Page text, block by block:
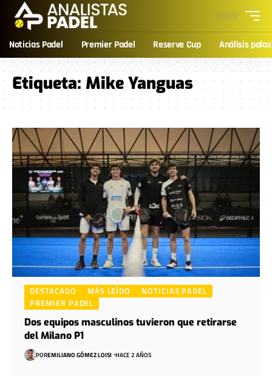
Noticias Padel Premier Padel Reserve Cup Análisis palas
Etiqueta: Mike Yanguas
DESTACADO MÁS LEÍDO
NOTICIAS PADEL
PREMIER PADEL
Dos equipos masculinos tuvieron que retirarse
del Milano P1
POREMILIANO GÓMEZ LOISI HACE 2 AÑOS